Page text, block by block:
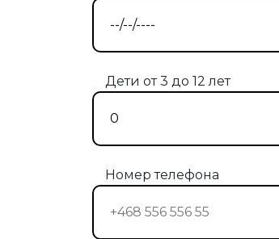
Дети от 3 до 12 лет
Номер телефона